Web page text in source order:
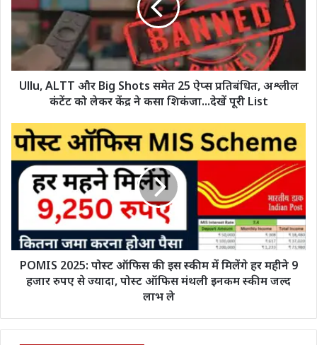
Shots
समेत
25
ऐप्स
प्रतिबंधित,
अश्लील
लेकर
केंद्र
ने
कसा
शिकंजा...देखें
Ullu, ALTT और Big Shots समेत 25 ऐप्स प्रतिबंधित, अश्लील
कंटेंट को लेकर केंद्र ने कसा शिकंजा...देखें पूरी List
POMIS
2025:
पोस्ट
ऑफिस
मिलेंगे
महीने
रुपए
POMIS 2025: पोस्ट ऑफिस की इस स्कीम में मिलेंगे हर महीने 9
हजार रुपए से ज्यादा, पोस्ट ऑफिस मंथली इनकम स्कीम जल्द
लाभ ले